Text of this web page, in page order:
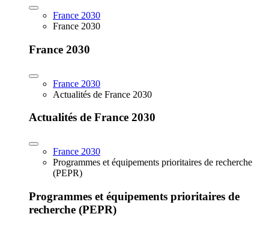
France 2030
France 2030
France 2030
France 2030
Actualités de France 2030
Actualités de France 2030
France 2030
Programmes et équipements prioritaires de recherche
(PEPR)
Programmes et équipements prioritaires de
recherche (PEPR)